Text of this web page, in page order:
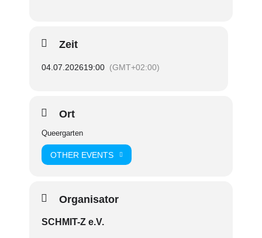
Zeit
04.07.202619:00 (GMT+02:00)
Ort
Queergarten
OTHER EVENTS
Organisator
SCHMIT-Z e.V.